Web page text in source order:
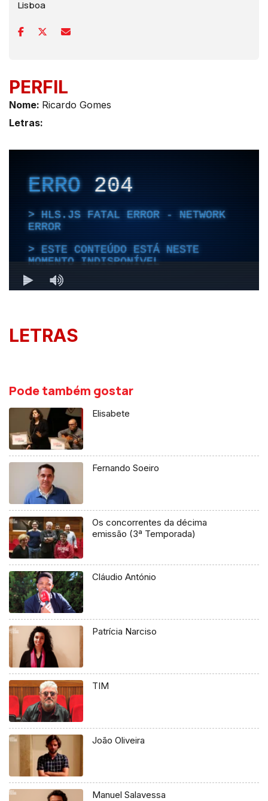
Lisboa
PERFIL
Nome: Ricardo Gomes
Letras:
LETRAS
Pode também gostar
Elisabete
Fernando Soeiro
Os concorrentes da décima
emissão (3ª Temporada)
Cláudio António
Patrícia Narciso
TIM
João Oliveira
Manuel Salavessa